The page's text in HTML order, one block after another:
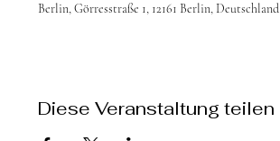
Berlin, Görresstraße 1, 12161 Berlin, Deutschland
Diese Veranstaltung teilen